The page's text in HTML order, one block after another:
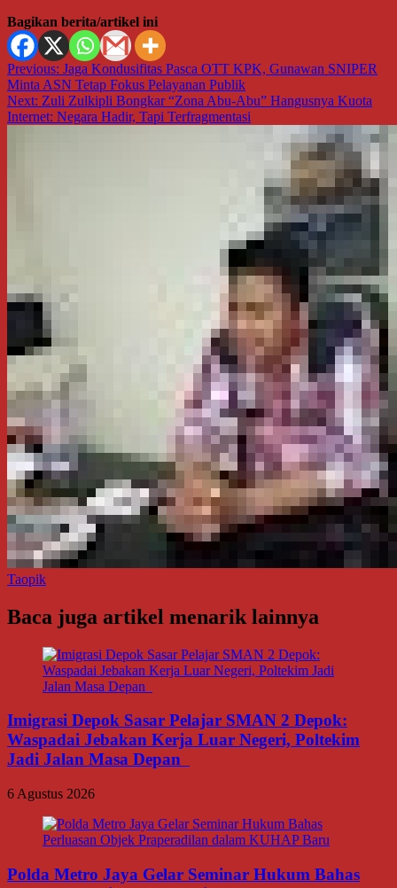
Bagikan berita/artikel ini
Navigasi
pos
Previous: Jaga Kondusifitas Pasca OTT KPK, Gunawan SNIPER
Minta ASN Tetap Fokus Pelayanan Publik
Next: Zuli Zulkipli Bongkar “Zona Abu-Abu” Hangusnya Kuota
Internet: Negara Hadir, Tapi Terfragmentasi
Taopik
Baca juga artikel menarik lainnya
Imigrasi Depok Sasar Pelajar SMAN 2 Depok:
Waspadai Jebakan Kerja Luar Negeri, Poltekim
Jadi Jalan Masa Depan
6 Agustus 2026
Polda Metro Jaya Gelar Seminar Hukum Bahas